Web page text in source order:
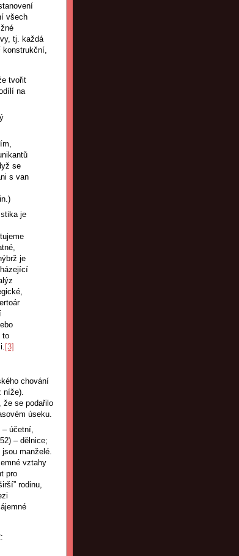
všech
tj. každá
konstrukční,
tvořit
na
se
s van
je
je
to
[3]
chování
níže).
že se podařilo
úseku.
– účetní,
– dělnice;
manželé.
vztahy
pro
rodinu,